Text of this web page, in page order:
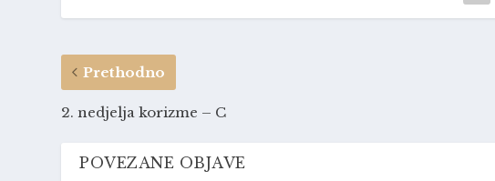
Prethodno
2. nedjelja korizme – C
POVEZANE OBJAVE